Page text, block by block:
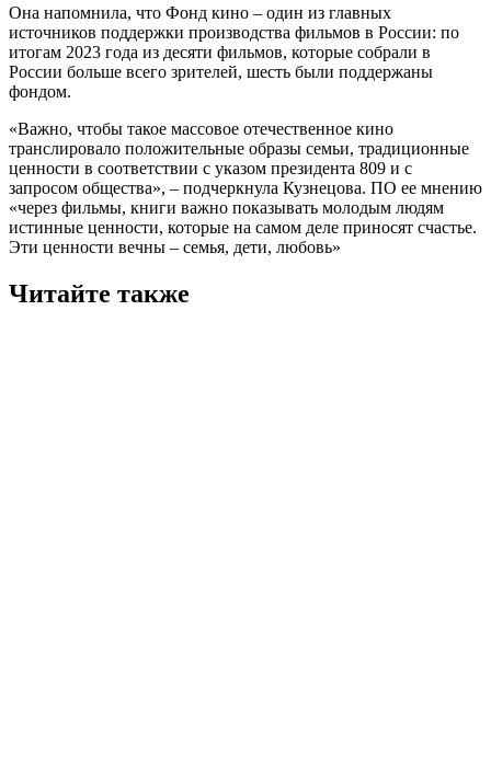
Она напомнила, что Фонд кино – один из главных
источников поддержки производства фильмов в России: по
итогам 2023 года из десяти фильмов, которые собрали в
России больше всего зрителей, шесть были поддержаны
фондом.
«Важно, чтобы такое массовое отечественное кино
транслировало положительные образы семьи, традиционные
ценности в соответствии с указом президента 809 и с
запросом общества», – подчеркнула Кузнецова. ПО ее мнению
«через фильмы, книги важно показывать молодым людям
истинные ценности, которые на самом деле приносят счастье.
Эти ценности вечны – семья, дети, любовь»
Читайте также